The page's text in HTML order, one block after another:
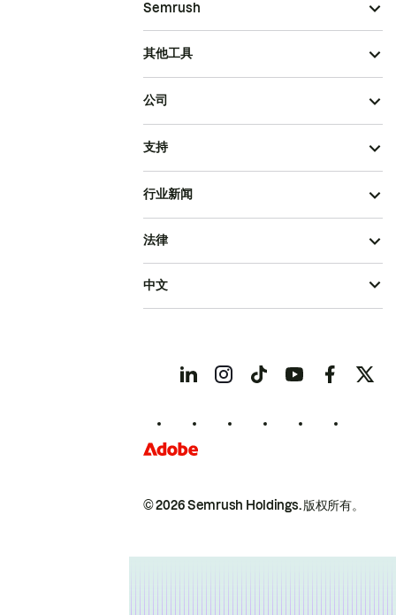
Semrush
其他工具
公司
支持
行业新闻
© 2026 Semrush Holdings.版权所有。
法律
中文